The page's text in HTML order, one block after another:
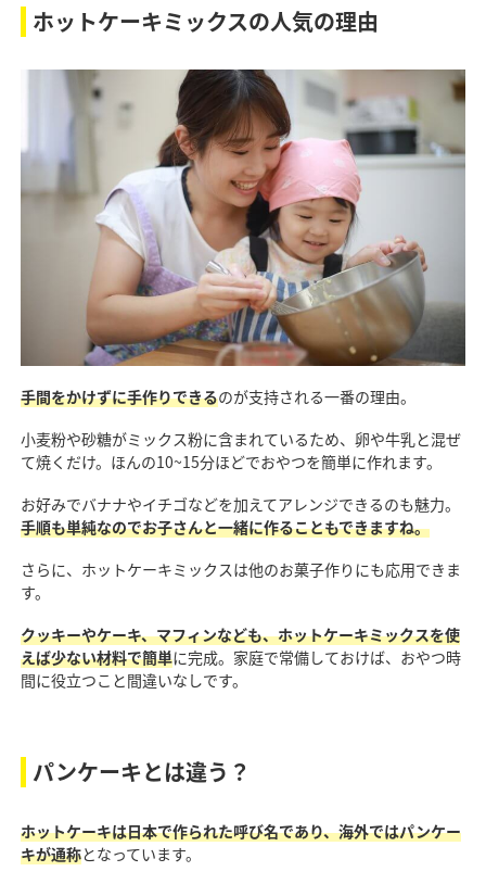
ホットケーキミックスの人気の理由
手間をかけずに手作りできるのが支持される一番の理由。
小麦粉や砂糖がミックス粉に含まれているため、卵や牛乳と混ぜ
て焼くだけ。ほんの10~15分ほどでおやつを簡単に作れます。
お好みでバナナやイチゴなどを加えてアレンジできるのも魅力。
手順も単純なのでお子さんと一緒に作ることもできますね。
さらに、ホットケーキミックスは他のお菓子作りにも応用できま
す。
クッキーやケーキ、マフィンなども、ホットケーキミックスを使
えば少ない材料で簡単に完成。家庭で常備しておけば、おやつ時
間に役立つこと間違いなしです。
パンケーキとは違う？
ホットケーキは日本で作られた呼び名であり、海外ではパンケー
キが通称となっています。